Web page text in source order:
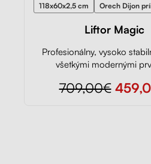
118x60x2,5 cm Orech Dijon
Liftor Magic
Profesionálny, vysoko
všetkými modernými
709,00€